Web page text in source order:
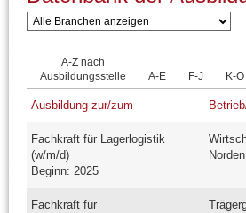
A-Z nach
Ausbildungsstelle
A-E F-J K-O
Ausbildung zur/zum
Fachkraft für Lagerlogistik
(w/m/d)
Beginn: 2025
Fachkraft für